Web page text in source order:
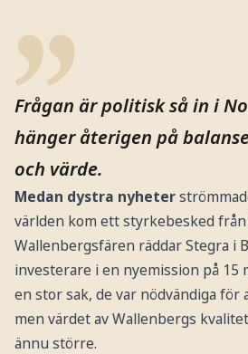
Frågan är politisk så in i
hänger återigen på
och värde.
Medan dystra nyheter
världen kom ett styrkebesked från
Wallenbergsfären räddar Stegra i
investerare i en nyemission på 15
en stor sak, de var nödvändiga
men värdet av Wallenbergs
ännu större.